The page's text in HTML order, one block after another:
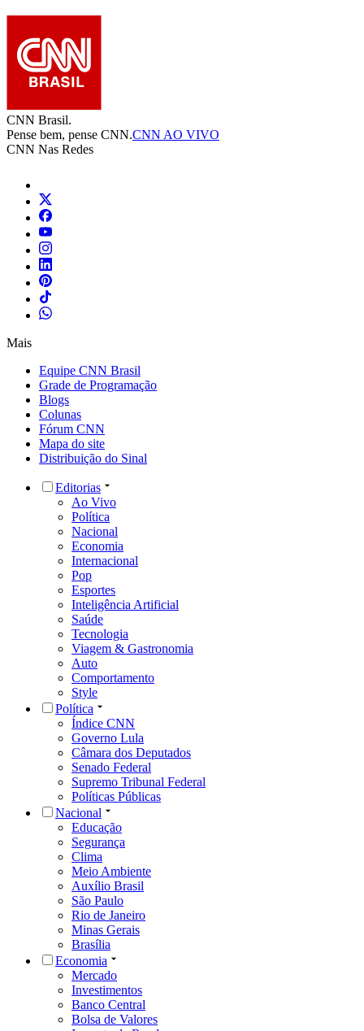
CNN Brasil.
Pense bem, pense CNN.CNN AO VIVO
CNN Nas Redes
Mais
Equipe CNN Brasil
Grade de Programação
Blogs
Colunas
Fórum CNN
Mapa do site
Distribuição do Sinal
Editorias
Ao Vivo
Política
Nacional
Economia
Internacional
Pop
Esportes
Inteligência Artificial
Saúde
Tecnologia
Viagem & Gastronomia
Auto
Comportamento
Style
Política
Índice CNN
Governo Lula
Câmara dos Deputados
Senado Federal
Supremo Tribunal Federal
Políticas Públicas
Nacional
Educação
Segurança
Clima
Meio Ambiente
Auxílio Brasil
São Paulo
Rio de Janeiro
Minas Gerais
Brasília
Economia
Mercado
Investimentos
Banco Central
Bolsa de Valores